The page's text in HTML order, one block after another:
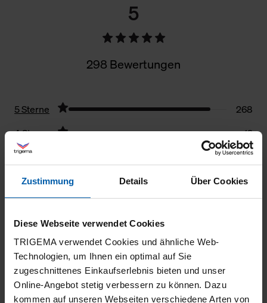
Zustimmung Details Über Cookies
Diese Webseite verwendet Cookies
TRIGEMA verwendet Cookies und ähnliche Web-
Technologien, um Ihnen ein optimal auf Sie
zugeschnittenes Einkaufserlebnis bieten und unser
Online-Angebot stetig verbessern zu können. Dazu
kommen auf unseren Webseiten verschiedene Arten von
5
298 Bewertungen
5 Sterne
268
4 Sterne
19
3 Sterne
7
2 Sterne
1
Filter zurücksetzen
5